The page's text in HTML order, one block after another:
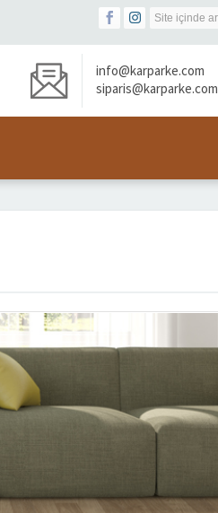
info@karparke.com
siparis@karparke.com